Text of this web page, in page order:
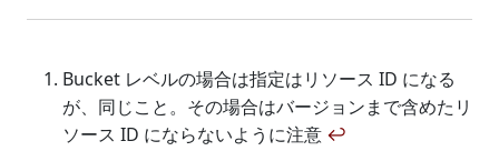
Bucket レベルの場合は指定はリソース ID になる
が、同じこと。その場合はバージョンまで含めたリ
ソース ID にならないように注意 ↩